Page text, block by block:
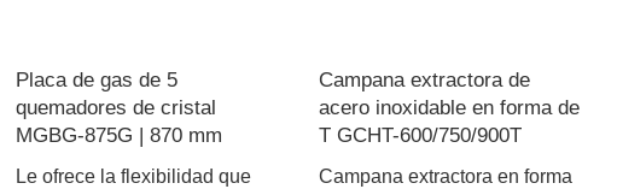
Placa de gas de 5
quemadores de cristal
MGBG-875G | 870 mm
Le ofrece la flexibilidad que
Campana extractora de
acero inoxidable en forma de
T GCHT-600/750/900T
Campana extractora en forma